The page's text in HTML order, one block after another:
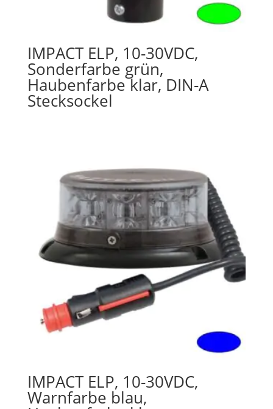
IMPACT ELP, 10-30VDC,
Sonderfarbe grün,
Haubenfarbe klar, DIN-A
Stecksockel
IMPACT ELP, 10-30VDC,
Warnfarbe blau,